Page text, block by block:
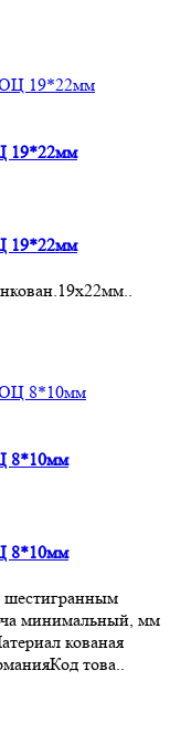
19*22мм
19*22мм
..
8*10мм
8*10мм
шестигранным
минимальный, мм
кованая
това..